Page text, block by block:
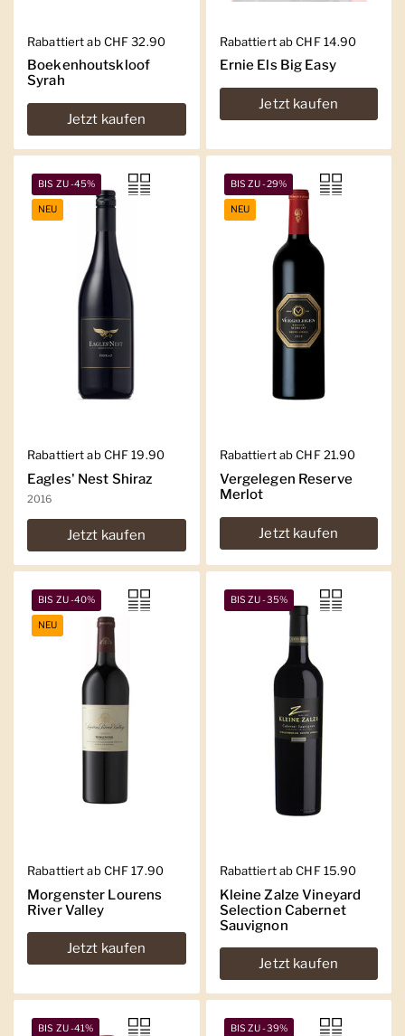
Regulärer Preis
Rabattiert ab CHF 32.90
Boekenhoutskloof
Syrah
Jetzt kaufen
Regulärer Preis
Rabattiert ab CHF 14.90
Ernie Els Big Easy
Jetzt kaufen
Regulärer Preis
Rabattiert ab CHF 19.90
Eagles' Nest Shiraz
2016
Jetzt kaufen
BIS ZU -45%
NEU
Regulärer Preis
Rabattiert ab CHF 21.90
Vergelegen Reserve
Merlot
Jetzt kaufen
BIS ZU -29%
NEU
Regulärer Preis
Rabattiert ab CHF 17.90
Morgenster Lourens
River Valley
Jetzt kaufen
BIS ZU -40%
NEU
Regulärer Preis
Rabattiert ab CHF 15.90
Kleine Zalze Vineyard
Selection Cabernet
Sauvignon
Jetzt kaufen
BIS ZU -35%
BIS ZU -41% BIS ZU -39%